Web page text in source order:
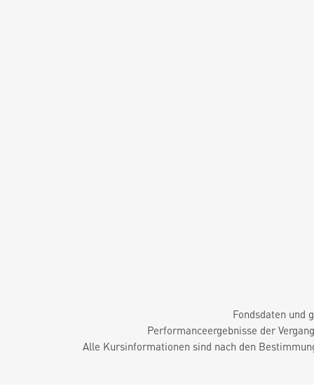
Fondsdaten und
Performanceergebnisse der
Alle Kursinformationen sind nach den